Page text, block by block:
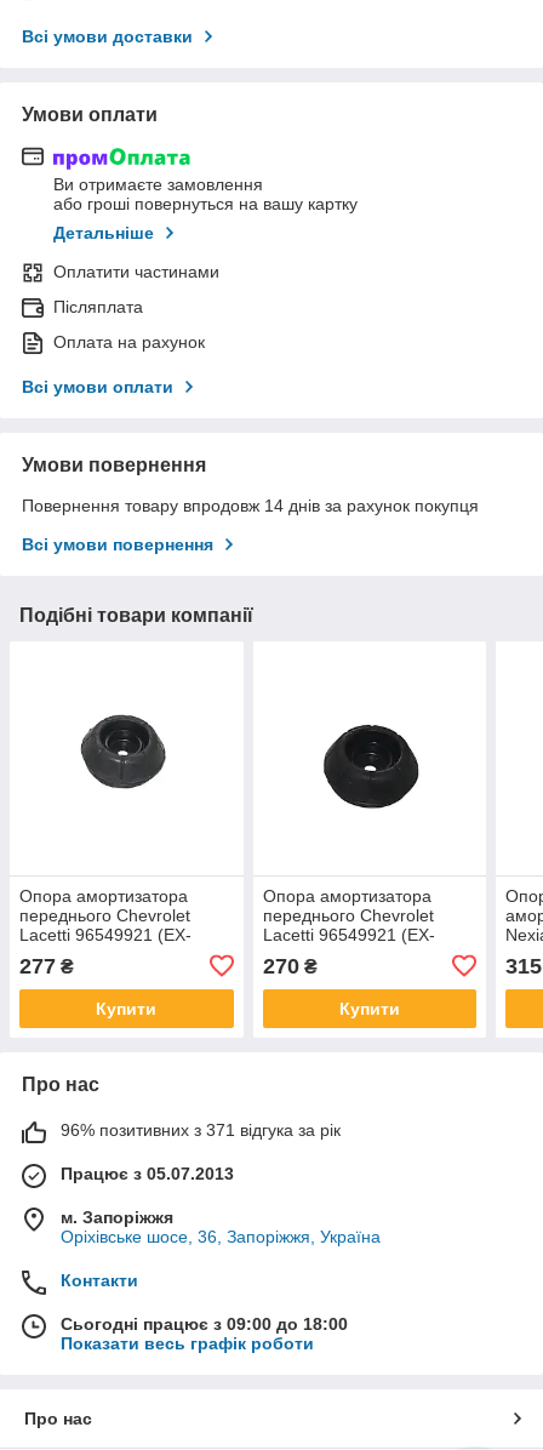
Всі умови доставки
Умови оплати
Ви отримаєте замовлення
або гроші повернуться на вашу картку
Детальніше
Оплатити частинами
Післяплата
Оплата на рахунок
Всі умови оплати
Умови повернення
Повернення товару впродовж 14 днів за рахунок покупця
Всі умови повернення
Подібні товари компанії
Опора амортизатора
переднього Chevrolet
Lacetti 96549921 (EX-
277 ₴
Купити
Опора амортизатора
переднього Chevrolet
Lacetti 96549921 (EX-
270₴
Купити
315
Про нас
96% позитивних з 371 відгука за рік
Працює з 05.07.2013
м. Запоріжжя
Оріхівське шосе, 36, Запоріжжя, Україна
Контакти
Сьогодні працює з 09:00 до 18:00
Показати весь графік роботи
Про нас